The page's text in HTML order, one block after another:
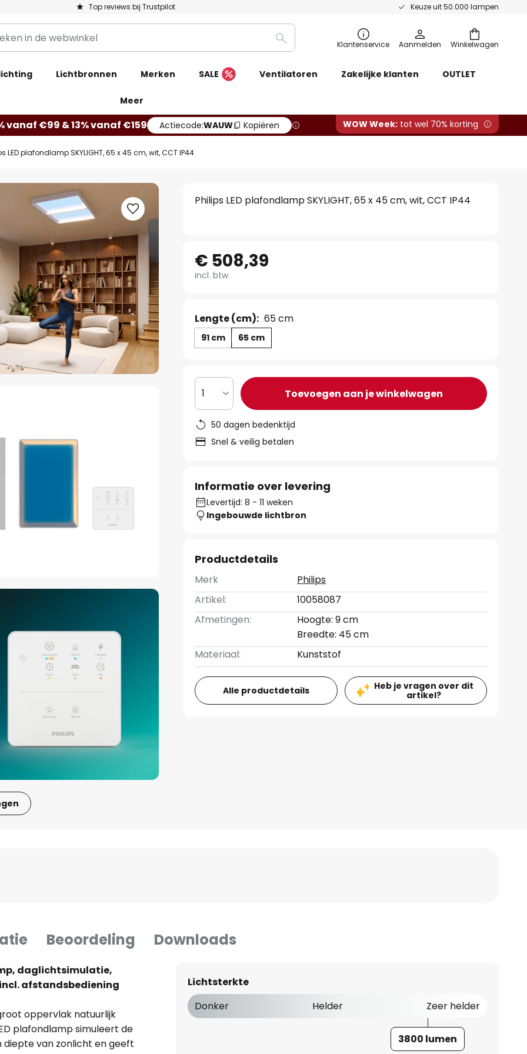
Top reviews bij Trustpilot Keuze uit 50.000 lampen
Winkelwagen
Zoeken Klantenservice Aanmelden
Lichtbronnen Merken SALE Ventilatoren Zakelijke klanten OUTLET
Meer
vanaf €99 & 13% vanaf €159 Actiecode:WAUW Kopiëren WOW Week: tot wel 70% korting
LED plafondlamp SKYLIGHT, 65 x 45 cm, wit, CCT IP44
Philips LED plafondlamp SKYLIGHT, 65 x 45 cm, wit, CCT IP44
€ 508,39
incl. btw
Lengte (cm): 65 cm
91 cm 65 cm
1 Toevoegen aan je winkelwagen
50 dagen bedenktijd
Snel & veilig betalen
Informatie over levering
Levertijd: 8 - 11 weken
Ingebouwde lichtbron
Productdetails
Merk
Philips
Artikel:
10058087
Afmetingen:
Hoogte: 9 cm
Breedte: 45 cm
Materiaal:
Kunststof
Alle productdetails
Heb je vragen over dit
artikel?
Beoordeling Downloads
daglichtsimulatie,
afstandsbediening
oppervlak natuurlijk
plafondlamp simuleert de
diepte van zonlicht en geeft
Lichtsterkte
Donker
Helder Zeer helder
3800 lumen